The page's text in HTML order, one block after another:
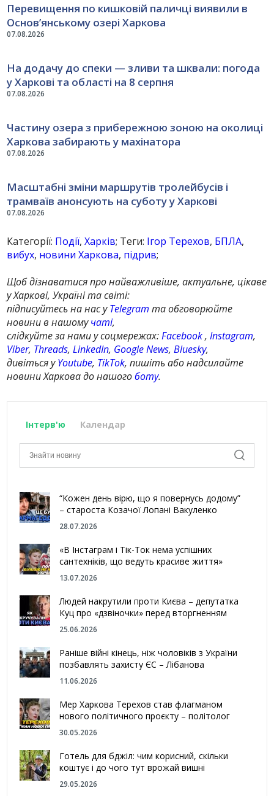
07.08.2026
Перевищення по кишковій паличці виявили в
Основ’янському озері Харкова
07.08.2026
На додачу до спеки — зливи та шквали: погода
у Харкові та області на 8 серпня
07.08.2026
Частину озера з прибережною зоною на околиці
Харкова забирають у махінатора
07.08.2026
Масштабні зміни маршрутів тролейбусів і
трамваїв анонсують на суботу у Харкові
Категорії: Події,Харків; Теги: Ігор Терехов, БПЛА,
вибух, новини Харкова, підрив;
Щоб дізнаватися про найважливіше, актуальне, цікаве
у Харкові, Україні та світі:
підписуйтесь на нас уTelegram та обговорюйте
новини в нашомучаті,
слідкуйте за нами у соцмережах:Facebook,Instagram,
Viber, Threads,LinkedIn, Google News,Bluesky,
дивіться уYoutube, TikTok, пишіть або надсилайте
новини Харкова до нашогоботу.
Інтерв'ю Календар
“Кожен день вірю, що я повернусь додому”
– староста Козачої Лопані Вакуленко
28.07.2026
«В Інстаграм і Тік-Ток нема успішних
сантехніків, що ведуть красиве життя»
13.07.2026
Людей накрутили проти Києва – депутатка
Куц про «дзвіночки» перед вторгненням
25.06.2026
Раніше війні кінець, ніж чоловіків з України
позбавлять захисту ЄС – Лібанова
11.06.2026
Мер Харкова Терехов став флагманом
нового політичного проєкту – політолог
30.05.2026
Готель для бджіл: чим корисний, скільки
коштує і до чого тут врожай вишні
29.05.2026